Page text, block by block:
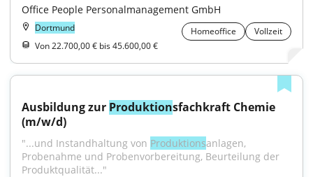
Office People Personalmanagement GmbH
Dortmund Homeoffice
Vollzeit
Von 22.700,00 € bis 45.600,00 €
Ausbildung zur Produktionsfachkraft Chemie
(m/w/d)
"...und Instandhaltung von Produktions­anlagen,
Probenahme und Probenvor­berei­tung, Beurteilung der
Produktqualität..."